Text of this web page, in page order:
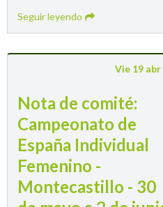
Seguir leyendo
Vie 19 abr
Nota de comité:
Campeonato de
España Individual
Femenino -
Montecastillo - 30